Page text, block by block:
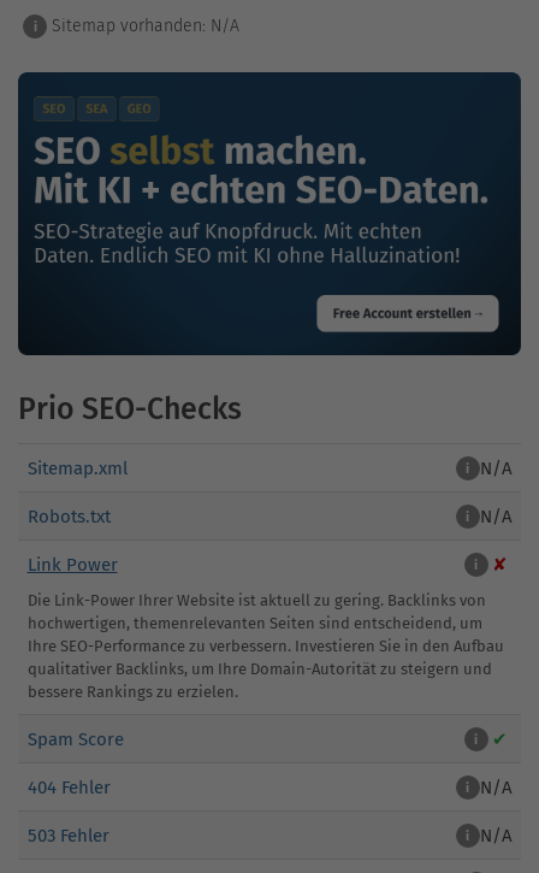
i Sitemap vorhanden: N/A
Prio SEO-Checks
Sitemap.xml i N/A
Robots.txt i N/A
Link Power i ✘
Die Link-Power Ihrer Website ist aktuell zu gering. Backlinks von
hochwertigen, themenrelevanten Seiten sind entscheidend, um
Ihre SEO-Performance zu verbessern. Investieren Sie in den Aufbau
qualitativer Backlinks, um Ihre Domain-Autorität zu steigern und
bessere Rankings zu erzielen.
Spam Score i ✔
404 Fehler i N/A
503 Fehler i N/A